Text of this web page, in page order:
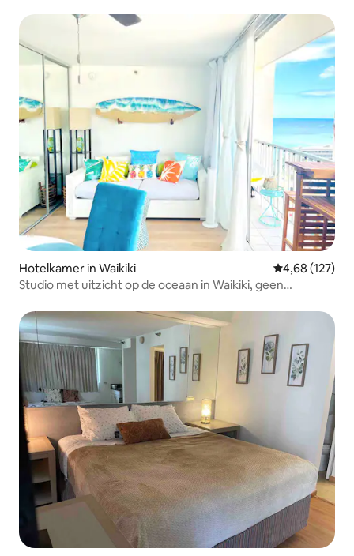
Hotelkamer in Waikiki Gemiddelde
4,68 (127)
Studio met uitzicht op de oceaan in Waikiki, geen